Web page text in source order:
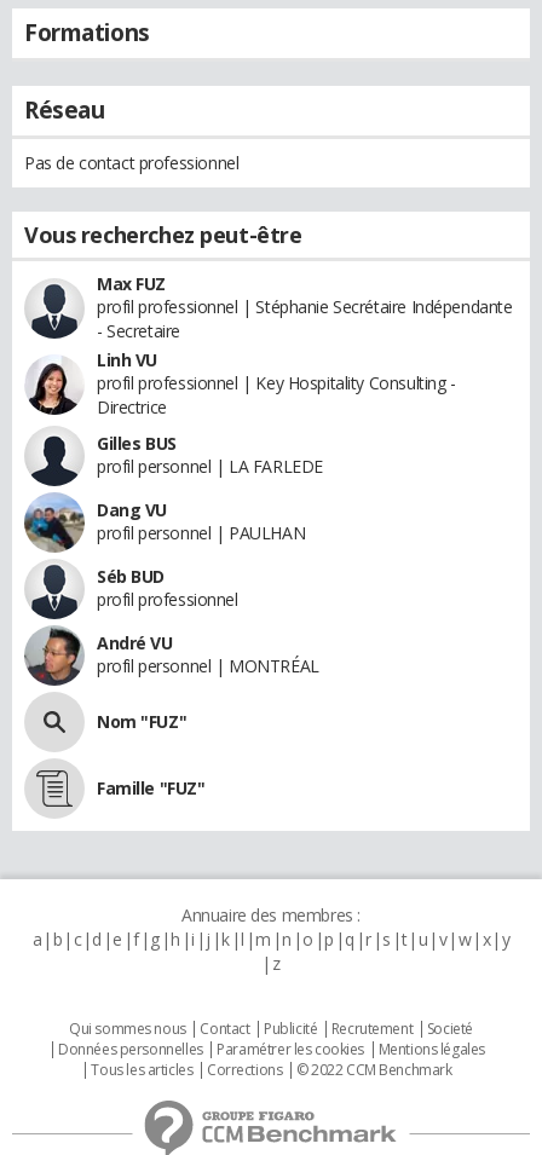
Formations
Réseau
Pas de contact professionnel
Vous recherchez peut-être
Max FUZ
profil professionnel | Stéphanie Secrétaire Indépendante
- Secretaire
Linh VU
profil professionnel | Key Hospitality Consulting -
Directrice
Gilles BUS
profil personnel | LA FARLEDE
Dang VU
profil personnel | PAULHAN
Séb BUD
profil professionnel
André VU
profil personnel | MONTRÉAL
Nom "FUZ"
Famille "FUZ"
Annuaire des membres :
a b c d e f g h i j k l m n o p q r s t u v w x y
z
Qui sommes nous Contact Publicité Recrutement
Societé
Données personnelles
Paramétrer les cookies
Mentions légales
Tous les articles
Corrections © 2022 CCM Benchmark